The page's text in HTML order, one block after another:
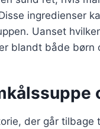
ingredienser
Uanset
blandt både børn
der går